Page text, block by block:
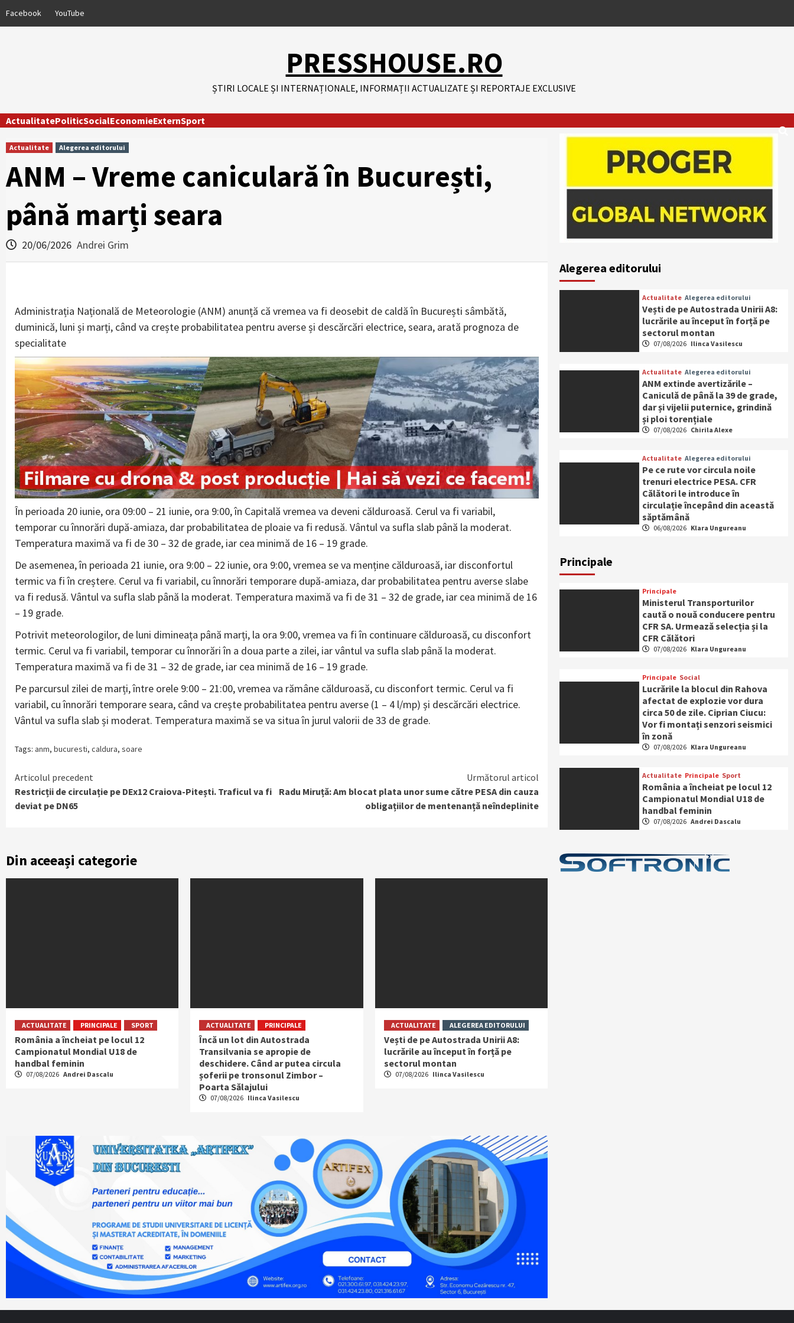
Facebook YouTube
PRESSHOUSE.RO
ȘTIRI LOCALE ȘI INTERNAȚIONALE, INFORMAȚII ACTUALIZATE ȘI REPORTAJE EXCLUSIVE
ActualitatePoliticSocialEconomieExternSport
Actualitate Alegerea editorului
ANM – Vreme caniculară în București,
până marți seara
20/06/2026 Andrei Grim
Administrația Națională de Meteorologie (ANM) anunță că vremea va fi deosebit de caldă în București sâmbătă,
duminică, luni și marți, când va crește probabilitatea pentru averse și descărcări electrice, seara, arată prognoza de
specialitate
În perioada 20 iunie, ora 09:00 – 21 iunie, ora 9:00, în Capitală vremea va deveni călduroasă. Cerul va fi variabil,
temporar cu înnorări după-amiaza, dar probabilitatea de ploaie va fi redusă. Vântul va sufla slab până la moderat.
Temperatura maximă va fi de 30 – 32 de grade, iar cea minimă de 16 – 19 grade.
De asemenea, în perioada 21 iunie, ora 9:00 – 22 iunie, ora 9:00, vremea se va menține călduroasă, iar disconfortul
termic va fi în creștere. Cerul va fi variabil, cu înnorări temporare după-amiaza, dar probabilitatea pentru averse slabe
va fi redusă. Vântul va sufla slab până la moderat. Temperatura maximă va fi de 31 – 32 de grade, iar cea minimă de 16
– 19 grade.
Potrivit meteorologilor, de luni dimineața până marți, la ora 9:00, vremea va fi în continuare călduroasă, cu disconfort
termic. Cerul va fi variabil, temporar cu înnorări în a doua parte a zilei, iar vântul va sufla slab până la moderat.
Temperatura maximă va fi de 31 – 32 de grade, iar cea minimă de 16 – 19 grade.
Pe parcursul zilei de marți, între orele 9:00 – 21:00, vremea va rămâne călduroasă, cu disconfort termic. Cerul va fi
variabil, cu înnorări temporare seara, când va crește probabilitatea pentru averse (1 – 4 l/mp) și descărcări electrice.
Vântul va sufla slab și moderat. Temperatura maximă se va situa în jurul valorii de 33 de grade.
Tags: anm, bucuresti, caldura, soare
Continue
Reading
Articolul precedent
Restricții de circulație pe DEx12 Craiova-Pitești. Traficul va fi
deviat pe DN65
Următorul articol
Radu Miruță: Am blocat plata unor sume către PESA din cauza
obligațiilor de mentenanță neîndeplinite
Din aceeași categorie
ACTUALITATE PRINCIPALE SPORT
România a încheiat pe locul 12
Campionatul Mondial U18 de
handbal feminin
07/08/2026 Andrei Dascalu
ACTUALITATE PRINCIPALE
Încă un lot din Autostrada
Transilvania se apropie de
deschidere. Când ar putea circula
șoferii pe tronsonul Zimbor –
Poarta Sălajului
07/08/2026 Ilinca Vasilescu
ACTUALITATE ALEGEREA EDITORULUI
Vești de pe Autostrada Unirii A8:
lucrările au început în forță pe
sectorul montan
07/08/2026 Ilinca Vasilescu
Alegerea editorului
Actualitate Alegerea editorului
Vești de pe Autostrada Unirii A8:
lucrările au început în forță pe
sectorul montan
07/08/2026 Ilinca Vasilescu
Actualitate Alegerea editorului
ANM extinde avertizările –
Caniculă de până la 39 de grade,
dar și vijelii puternice, grindină
și ploi torențiale
07/08/2026 Chirila Alexe
Actualitate Alegerea editorului
Pe ce rute vor circula noile
trenuri electrice PESA. CFR
Călători le introduce în
circulație începând din această
săptămână
06/08/2026 Klara Ungureanu
Principale
Principale
Ministerul Transporturilor
caută o nouă conducere pentru
CFR SA. Urmează selecția și la
CFR Călători
07/08/2026 Klara Ungureanu
Principale Social
Lucrările la blocul din Rahova
afectat de explozie vor dura
circa 50 de zile. Ciprian Ciucu:
Vor fi montați senzori seismici
în zonă
07/08/2026 Klara Ungureanu
Actualitate Principale Sport
România a încheiat pe locul 12
Campionatul Mondial U18 de
handbal feminin
07/08/2026 Andrei Dascalu